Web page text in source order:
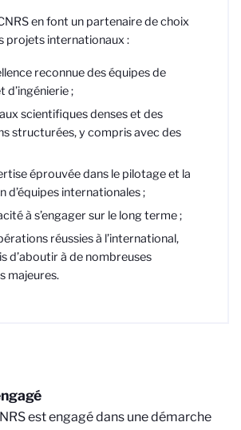
en font un partenaire de choix
projets internationaux :
reconnue des équipes de
d’ingénierie ;
scientifiques denses et des
structurées, y compris avec des
éprouvée dans le pilotage et la
d’équipes internationales ;
à s’engager sur le long terme ;
réussies à l’international,
d’aboutir à de nombreuses
majeures.
est engagé dans une démarche